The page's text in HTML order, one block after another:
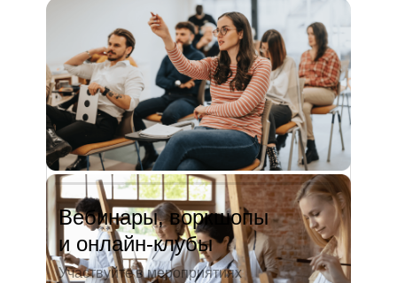
Вебинары, воркшопы
и онлайн-клубы
Участвуйте в мероприятиях
педагогический университет, пошла
преподавать в школу. Проработав в ней
5 лет, я поняла, что нужно двигать...
Читать полностью →